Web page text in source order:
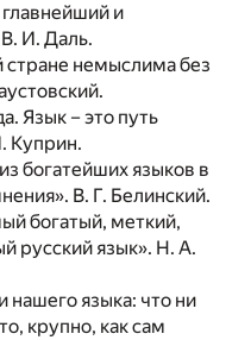
и
И. Даль.
стране немыслима без
Язык – это путь
Куприн.
богатейших языков в
В. Г. Белинский.
богатый, меткий,
русский язык». Н. А.
нашего языка: что ни
крупно, как сам